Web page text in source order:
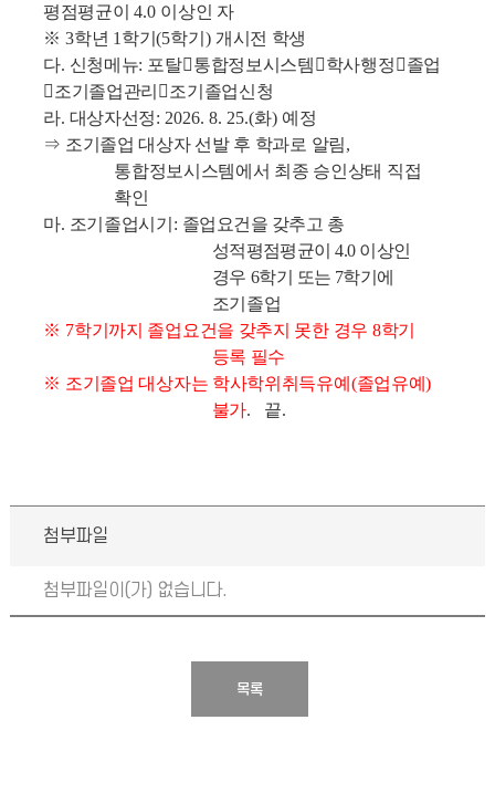
평점평균이4.0 이상인 자
※ 3학년 1 학기(5학기 ) 개시전 학생
다. 신청메뉴: 포탈󰋼통합정보시스템 󰋼학사행정 󰋼졸업
󰋼조기졸업관리 󰋼조기졸업신청
라. 대상자선정: 2026. 8. 25.(화) 예정
⇒ 조기졸업 대상자 선발 후 학과로 알림,
통합정보시스템에서 최종 승인상태 직접
확인
마. 조기졸업시기 : 졸업요건을 갖추고 총
성적평점평균이4.0 이상인
경우 6학기 또는 7학기에
조기졸업
※ 7학기까지 졸업요건을 갖추지 못한 경우 8학기
등록 필수
※ 조기졸업 대상자는 학사학위취득유예 (졸업유예)
불가. 끝.
첨부파일
첨부파일이(가) 없습니다.
목록